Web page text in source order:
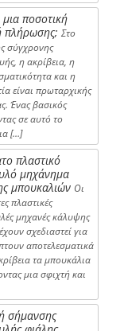
μια ποσοτική
πλήρωσης; Στο
σύγχρονης
η ακρίβεια, η
και η
είναι πρωταρχικής
Ένας βασικός
σε αυτό το
[…]
πλαστικό
μηχάνημα
μπουκαλιών Οι
πλαστικές
μηχανές κάλυψης
σχεδιαστεί για
αποτελεσματικά
τα μπουκάλια
μια σφιχτή και
σήμανσης